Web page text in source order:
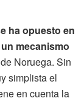
ha opuesto en
mecanismo
Noruega. Sin
simplista el
en cuenta la